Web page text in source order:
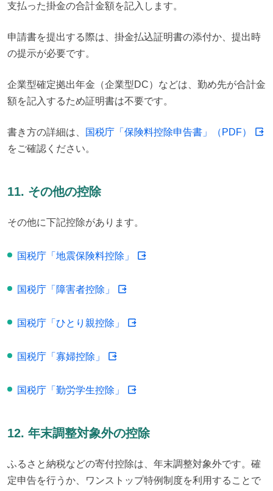
支払った掛金の合計金額を記入します。
申請書を提出する際は、掛金払込証明書の添付か、提出時
の提示が必要です。
企業型確定拠出年金（企業型DC）などは、勤め先が合計金
額を記入するため証明書は不要です。
書き方の詳細は、
国税庁「保険料控除申告書」（PDF）
をご確認ください。
11. その他の控除
その他に下記控除があります。
国税庁「地震保険料控除」
国税庁「障害者控除」
国税庁「ひとり親控除」
国税庁「寡婦控除」
国税庁「勤労学生控除」
12. 年末調整対象外の控除
ふるさと納税などの寄付控除は、年末調整対象外です。確
定申告を行うか、ワンストップ特例制度を利用することで